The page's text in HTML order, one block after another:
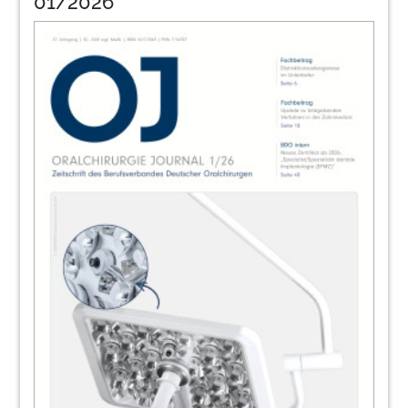
Geistlich Biomaterials Vertriebs GmbH
36Empört Euch!
Dr. Joel Nettey-Marbell, Dr. Manuel Troßbach
35. Jahrestagung des BDO: Entzündungen
– Ein Update aus verschiedenen
Fortbildungsveranstaltungen des BDO
2018/19
Redaktion
Adressenverzeichnis Berufsverband
Deutscher Oralchirurgen (BDO)
Redaktion